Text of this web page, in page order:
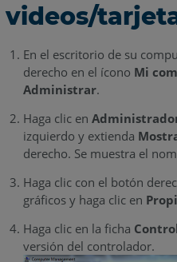
videos/
En el escritorio de su
derecho en el ícono Mi
Administrar.
Haga clic en
izquierdo y extienda
derecho. Se muestra el
Haga clic con el botón
gráficos y haga clic en
Haga clic en la ficha
versión del controlador.